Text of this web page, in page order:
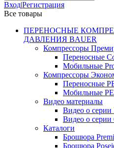
Вход|Регистрация
Все товары
ПЕРЕНОСНЫЕ
ДАВЛЕНИЯ BAUER
Компрессоры
Переносные
Мобильные
Компрессоры
Переносные
Мобильные PE
Видео материалы
Видео о серии
Видео о серии
Каталоги
Брошюра
Брошюра